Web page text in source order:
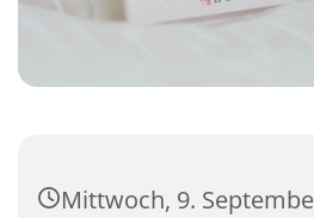
Mittwoch, 9.